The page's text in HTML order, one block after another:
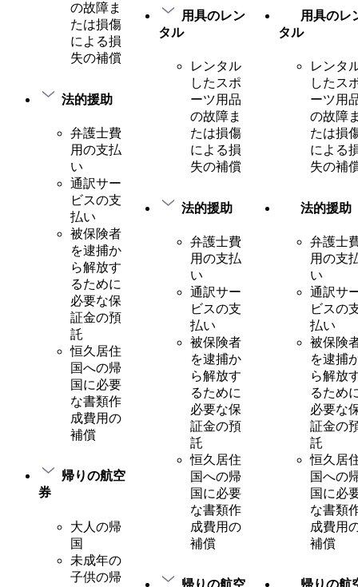
の故障ま
たは損傷
による損
失の補償
法的援助
弁護士費
用の支払
い
通訳サー
ビスの支
払い
被保険者
を逮捕か
ら解放す
るために
必要な保
証金の預
託
恒久居住
国への帰
国に必要
な書類作
成費用の
補償
帰りの航空
券
大人の帰
国
未成年の
子供の帰
用具のレン
タル
レンタル
したスポ
ーツ用品
の故障ま
たは損傷
による損
失の補償
法的援助
弁護士費
用の支払
い
通訳サー
ビスの支
払い
被保険者
を逮捕か
ら解放す
るために
必要な保
証金の預
託
恒久居住
国への帰
国に必要
な書類作
成費用の
補償
用具のレ
タル
レンタ
したス
ーツ用
の故障
たは損
による
失の補
法的援助
弁護士
用の支
い
通訳サ
ビスの
払い
被保険
を逮捕
ら解放
るため
必要な
証金の
託
恒久居
国への
国に必
な書類
成費用
補償